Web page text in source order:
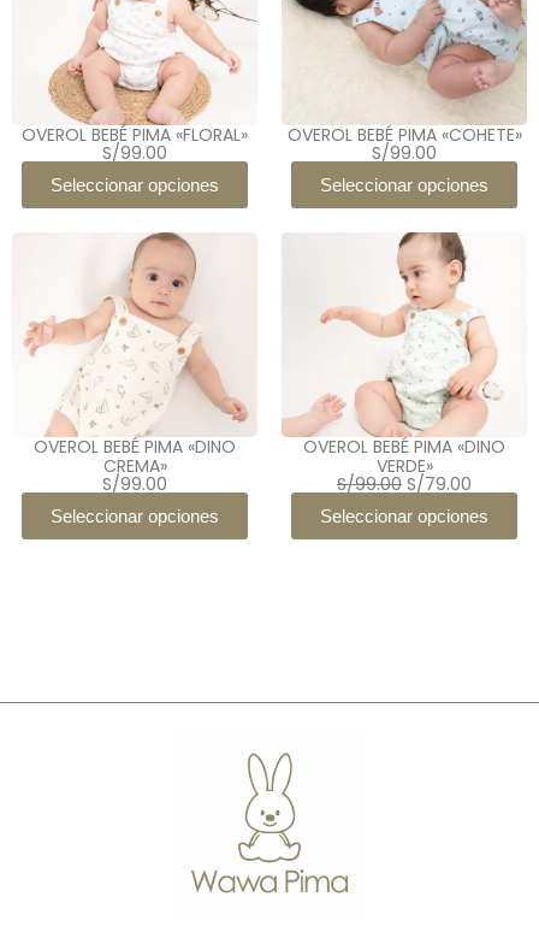
OVEROL BEBÉ PIMA «FLORAL»
S/99.00
Seleccionar opciones
OVEROL BEBÉ PIMA «COHETE»
S/99.00
Seleccionar opciones
OVEROL BEBÉ PIMA «DINO
CREMA»
S/99.00
Seleccionar opciones
OVEROL BEBÉ PIMA «DINO
VERDE»
S/99.00 El
precio
original
era:
S/79.00
precio
actual
Seleccionar opciones